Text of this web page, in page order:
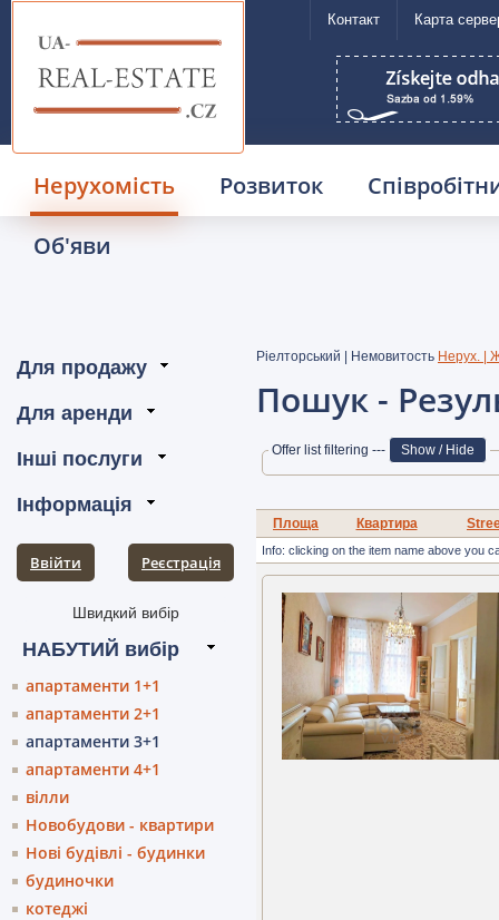
Карта
Контакт
Нерухомість Розвиток
Об'яви
Ввійти Pеєстрація
апартаменти 1+1
апартаменти 2+1
апартаменти 3+1
апартаменти 4+1
вілли
Новобудови - квартири
Нові будівлі - будинки
будиночки
котеджі
Ріелторський | Немовитость Нерух. |
Пошук -
Offer list filtering ---
Площа Квартира
Info: clicking on the item name above you